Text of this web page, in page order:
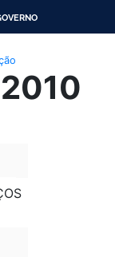
2010